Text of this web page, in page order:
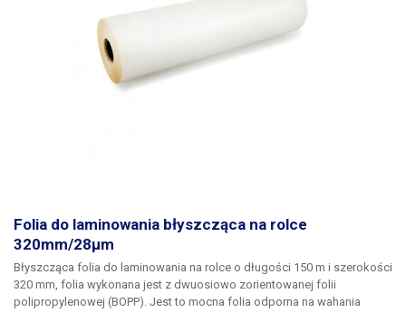
Folia do laminowania błyszcząca na rolce
320mm/28μm
Błyszcząca folia do laminowania na rolce o długości 150 m i szerokości
320 mm, folia wykonana jest z dwuosiowo zorientowanej folii
polipropylenowej (BOPP). Jest to mocna folia odporna na wahania